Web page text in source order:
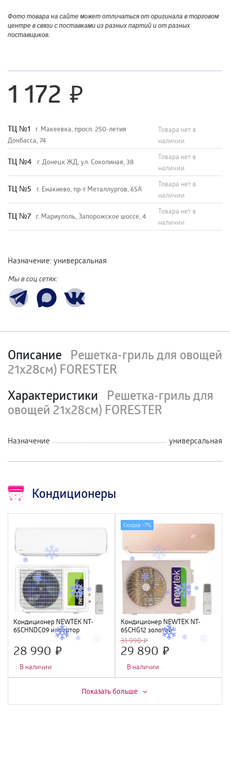
Фото товара на сайте может отличаться от оригинала в торговом
центре в связи с поставками из разных партий и от разных
поставщиков.
1 172
TЦ №1
г. Макеевка, просп. 250-летия
Донбасса, 74
Товара нет в
наличии
TЦ №4 г. Донецк ЖД, ул. Соколиная, 38
Товара нет в
наличии
TЦ №5 г. Енакиево, пр-т Металлургов, 65А
Товара нет в
наличии
ТЦ №7 г. Мариуполь, Запорожское шоссе, 4
Товара нет в
наличии
Назначение: универсальная
Мы в соц сетях:
Описание Решетка-гриль для овощей
21х28см) FORESTER
Характеристики
Решетка-гриль для
овощей 21х28см) FORESTER
Назначение универсальная
Кондиционеры
Кондиционер NEWTEK NT-
65CHNDC09 инвертор
<2700/2800W> , Golden Fin,
GMCC
28 990
В наличии
Кондиционер NEWTEK NT-
65CHG12 золотой
<3550/3660W> скрытый LED,
Golden Fin, R410A, компрессор
GMCC
31 990
29 890
В наличии
Скидка -7%
Скидка - 7%
Показать больше